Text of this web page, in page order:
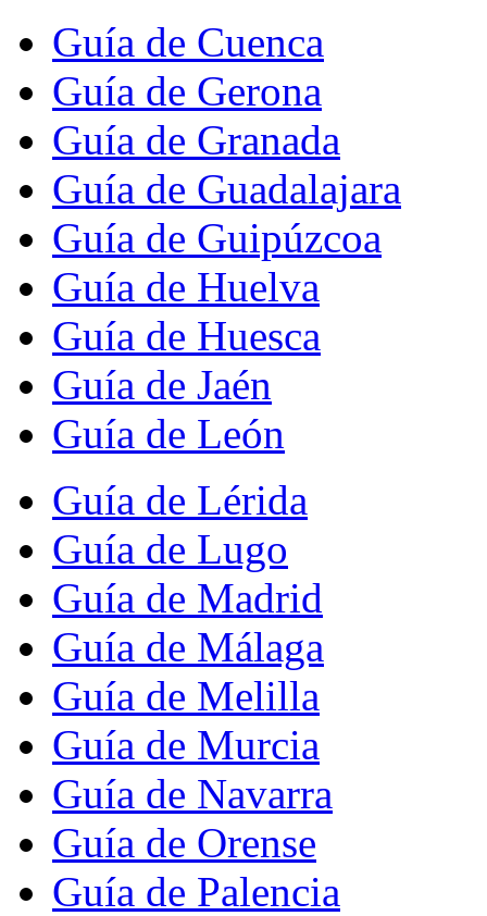
Guía de Cuenca
Guía de Gerona
Guía de Granada
Guía de Guadalajara
Guía de Guipúzcoa
Guía de Huelva
Guía de Huesca
Guía de Jaén
Guía de León
Guía de Lérida
Guía de Lugo
Guía de Madrid
Guía de Málaga
Guía de Melilla
Guía de Murcia
Guía de Navarra
Guía de Orense
Guía de Palencia